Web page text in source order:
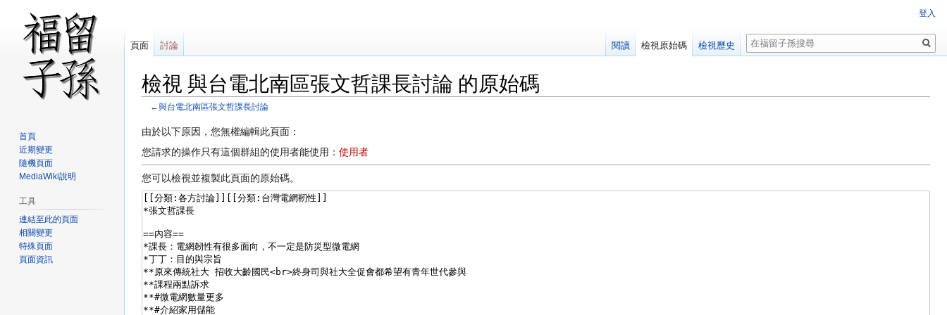
檢視 與台電北南區張文哲課長討論 的原始碼
←與台電北南區張文哲課長討論
跳
至
覽
跳
至
尋
由於以下原因，您無權編輯此頁面：
您請求的操作只有這個群組的使用者能使用： 使用者
您可以檢視並複製此頁面的原始碼。
登入
頁面 討論 閱讀 檢視原始碼 檢視歷史
搜
尋
首頁
近期變更
隨機頁面
MediaWiki說明
工具
連結至此的頁面
相關變更
特殊頁面
頁面資訊